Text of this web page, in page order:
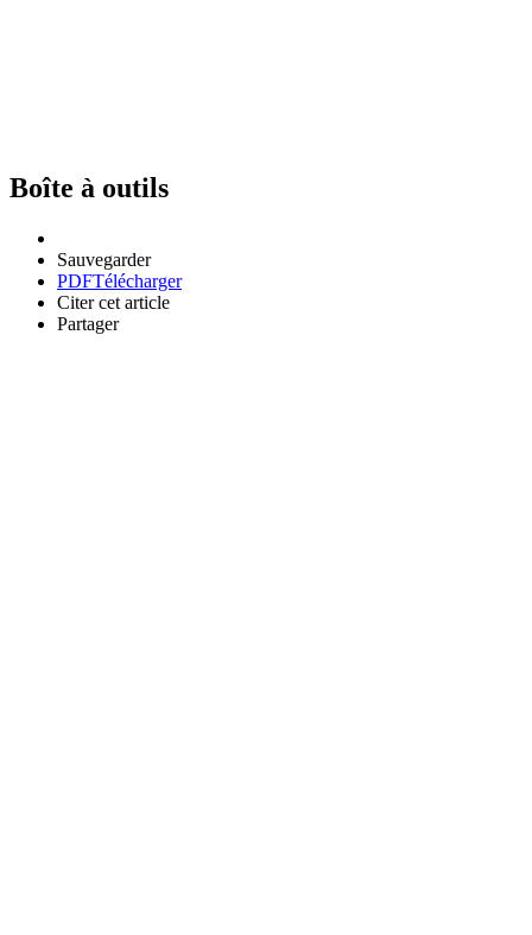
Boîte à outils
Sauvegarder
PDFTélécharger
Citer cet article
Partager